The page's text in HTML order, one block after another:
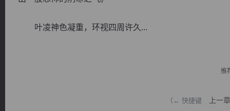
叶凌神色凝重，环视四周许久...
推
（← 快捷键 上一章